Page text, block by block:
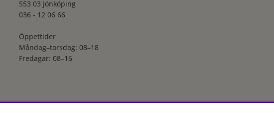
553 03 Jönköping
036 - 12 06 66
Öppettider
Måndag–torsdag: 08–18
Fredagar: 08–16